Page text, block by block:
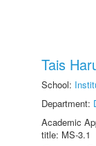
Tais
School:
Department:
Academic
title: MS-3.1